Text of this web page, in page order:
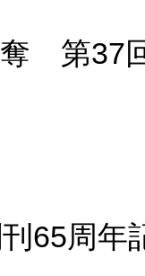
第37
刊65周